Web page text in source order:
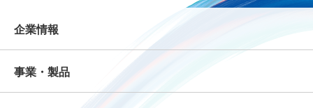
企業情報
事業・製品